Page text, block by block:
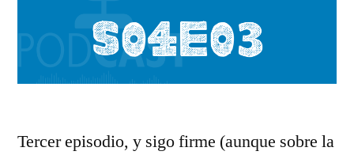
Tercer episodio, y sigo firme (aunque sobre la